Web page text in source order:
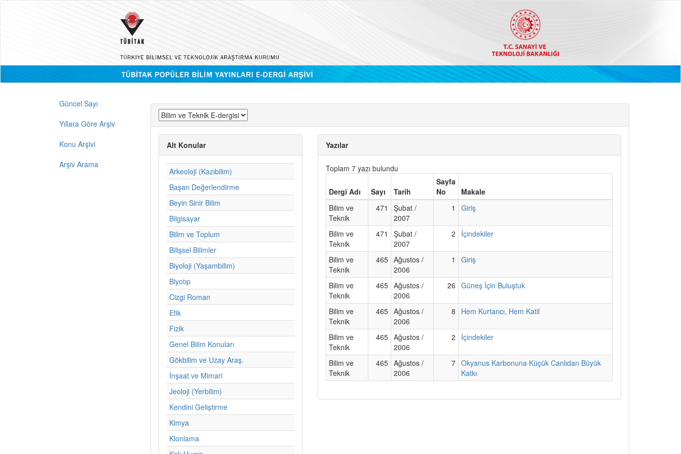
Güncel Sayı
Yıllara Göre Arşiv
Konu Arşivi
Arşiv Arama
Alt Konular
Arkeoloji (Kazıbilim)
Başarı Değerlendirme
Beyin Sinir Bilim
Bilgisayar
Bilim ve Toplum
Bilişsel Bilimler
Biyoloji (Yaşambilim)
Biyotıp
Cizgi Roman
Etik
Fizik
Genel Bilim Konuları
Gökbilim ve Uzay Araş.
İnşaat ve Mimari
Jeoloji (Yerbilim)
Kendini Geliştirme
Kimya
Klonlama
Yazılar
Toplam 7 yazı bulundu
Dergi Adı Sayı Tarih
Sayfa
No
Makale
Bilim ve
Teknik
471
Şubat /
2007
1 Giriş
Bilim ve
Teknik
471
Şubat /
2007
2 İçindekiler
Bilim ve
Teknik
465 Ağustos /
2006
1 Giriş
Bilim ve
Teknik
465 Ağustos /
2006
26 Güneş İçin Buluştuk
Bilim ve
Teknik
465 Ağustos /
2006
8 Hem Kurtarıcı, Hem Katil
Bilim ve
Teknik
465 Ağustos /
2006
2 İçindekiler
Bilim ve
Teknik
465 Ağustos /
2006
7 Okyanus Karbonuna Küçük Canlıdan Büyük
Katkı